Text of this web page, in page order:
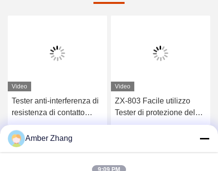
Video
Tester anti-interferenza di
resistenza di contatto
200A per l'attrezzatura di
commutazione di controllo
Ottieni il miglior prezzo
Video
ZX-803 Facile utilizzo
Tester di protezione del
relè portatile per
Amber Zhang
9:09 PM